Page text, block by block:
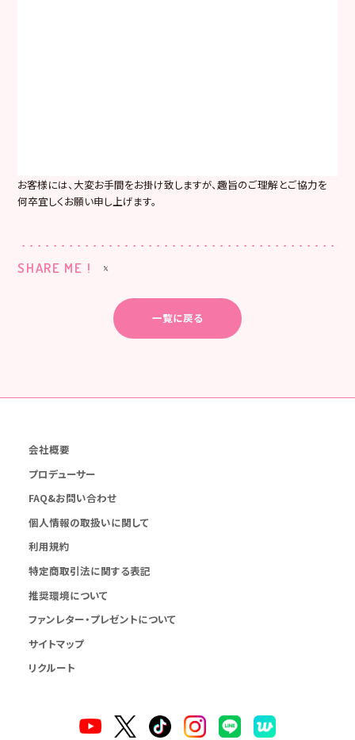
お客様には、大変お手間をお掛け致しますが、趣旨のご理解とご協力を
何卒宜しくお願い申し上げます。
SHARE ME !
一覧に戻る
会社概要
プロデューサー
FAQ&お問い合わせ
個人情報の取扱いに関して
利用規約
特定商取引法に関する表記
推奨環境について
ファンレター・プレゼントについて
サイトマップ
リクルート